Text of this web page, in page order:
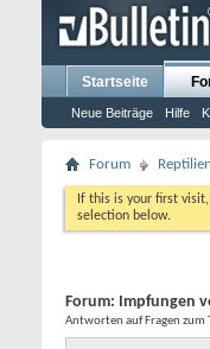
Startseite
Neue Beiträge Hilfe
Forum
If this is your first
selection below.
Forum: Impfungen
Antworten auf Fragen zum